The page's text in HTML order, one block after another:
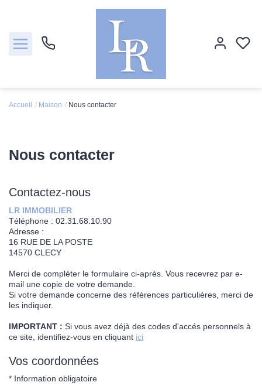
Locations
Biens vendus
Notre agence
Contact
Accueil Maison Nous contacter
Nous contacter
Contactez-nous
LR IMMOBILIER
Téléphone : 02.31.68.10.90
Adresse :
16 RUE DE LA POSTE
14570 CLECY
Merci de compléter le formulaire ci-après. Vous recevrez par e-
mail une copie de votre demande.
Si votre demande concerne des références particulières, merci de
les indiquer.
IMPORTANT : Si vous avez déjà des codes d'accés personnels à
ce site, identifiez-vous en cliquant ici
Vos coordonnées
* Information obligatoire